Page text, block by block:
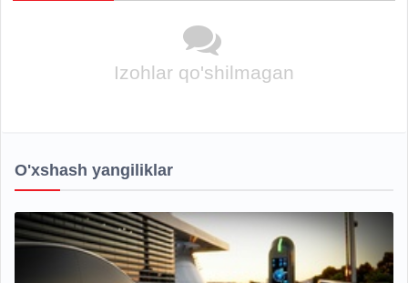
Izohlar qo'shilmagan
O'xshash yangiliklar